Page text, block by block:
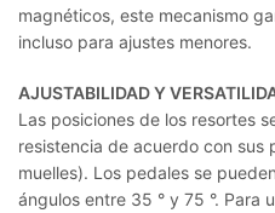
magnéticos, este mecanismo
incluso para ajustes menores.
AJUSTABILIDAD Y
Las posiciones de los resortes
resistencia de acuerdo con sus
muelles). Los pedales se
ángulos entre 35 ° y 75 °. Para